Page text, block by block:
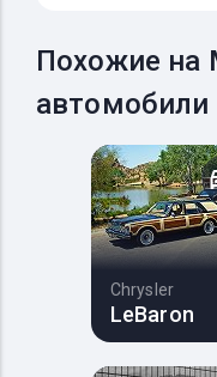
Похожие на
автомобили
Chrysler
LeBaron